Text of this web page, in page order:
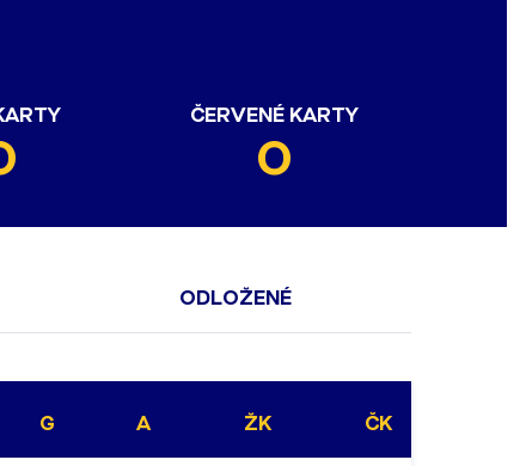
ČERVENÉ KARTY
0
ODLOŽENÉ
G A ŽK ČK